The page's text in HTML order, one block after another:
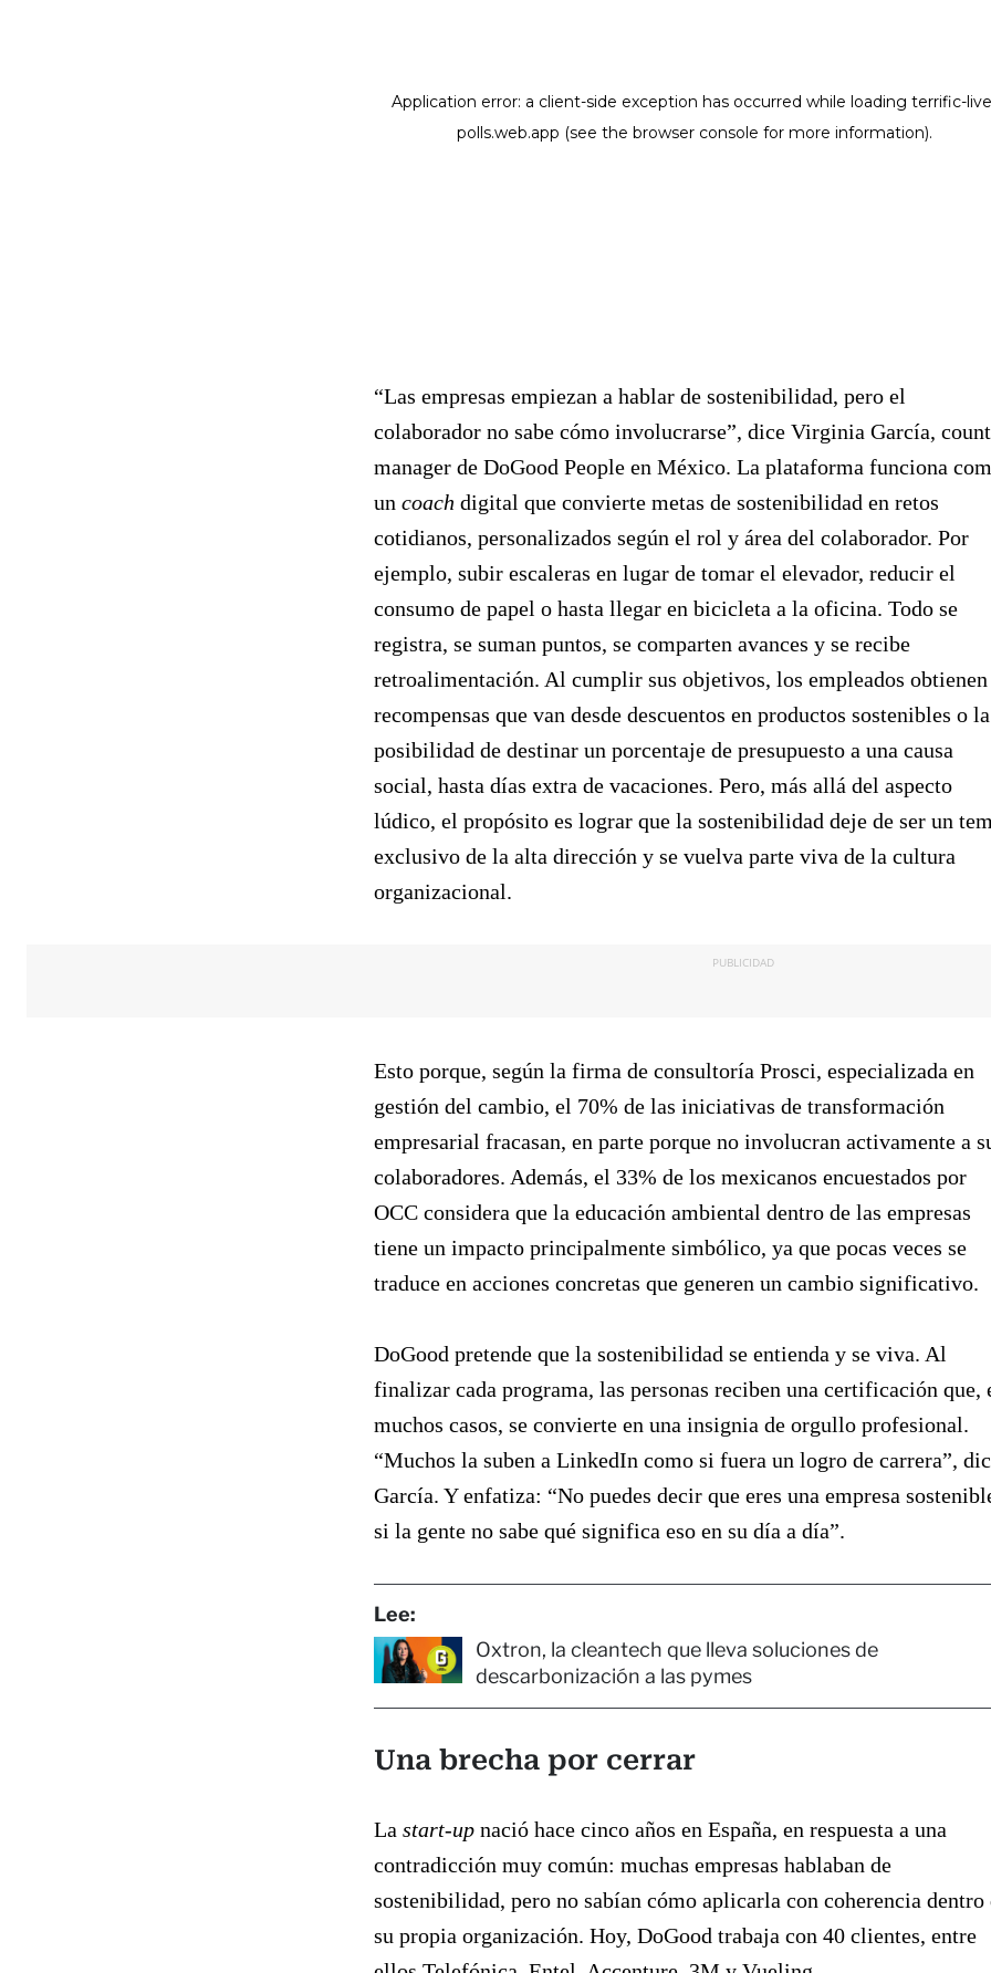
“Las empresas empiezan a hablar de sostenibilidad, pero el
colaborador no sabe cómo involucrarse”, dice Virginia García,
manager de DoGood People en México. La plataforma funciona
un coach digital que convierte metas de sostenibilidad en retos
cotidianos, personalizados según el rol y área del colaborador. Por
ejemplo, subir escaleras en lugar de tomar el elevador, reducir el
consumo de papel o hasta llegar en bicicleta a la oficina. Todo se
registra, se suman puntos, se comparten avances y se recibe
retroalimentación. Al cumplir sus objetivos, los empleados obtienen
recompensas que van desde descuentos en productos sostenibles o la
posibilidad de destinar un porcentaje de presupuesto a una causa
social, hasta días extra de vacaciones. Pero, más allá del aspecto
lúdico, el propósito es lograr que la sostenibilidad deje de ser un
exclusivo de la alta dirección y se vuelva parte viva de la cultura
organizacional.
PUBLICIDAD
Esto porque, según la firma de consultoría Prosci, especializada en
gestión del cambio, el 70% de las iniciativas de transformación
empresarial fracasan, en parte porque no involucran activamente a
colaboradores. Además, el 33% de los mexicanos encuestados por
OCC considera que la educación ambiental dentro de las empresas
tiene un impacto principalmente simbólico, ya que pocas veces se
traduce en acciones concretas que generen un cambio significativo.
DoGood pretende que la sostenibilidad se entienda y se viva. Al
finalizar cada programa, las personas reciben una certificación que,
muchos casos, se convierte en una insignia de orgullo profesional.
“Muchos la suben a LinkedIn como si fuera un logro de carrera”,
García. Y enfatiza: “No puedes decir que eres una empresa
si la gente no sabe qué significa eso en su día a día”.
Lee:
Oxtron, la cleantech que lleva soluciones de
descarbonización a las pymes
Una brecha por cerrar
La start-up nació hace cinco años en España, en respuesta a una
contradicción muy común: muchas empresas hablaban de
sostenibilidad, pero no sabían cómo aplicarla con coherencia dentro
su propia organización. Hoy, DoGood trabaja con 40 clientes, entre